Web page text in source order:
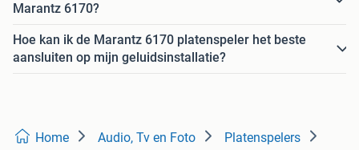
Marantz 6170?
Hoe kan ik de Marantz 6170 platenspeler het beste
aansluiten op mijn geluidsinstallatie?
Home Audio, Tv en Foto Platenspelers